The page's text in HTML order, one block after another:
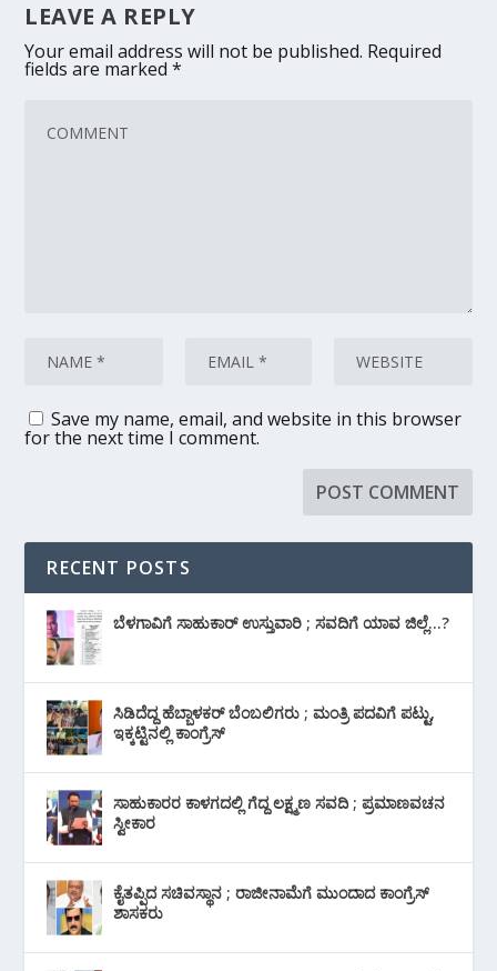
LEAVE A REPLY
Your email address will not be published. Required
fields are marked*
Save my name, email, and website in this browser
for the next time I comment.
RECENT POSTS
ಬೆಳಗಾವಿಗೆ ಸಾಹುಕಾರ್ ಉಸ್ತುವಾರಿ ; ಸವದಿಗೆ ಯಾವ ಜಿಲ್ಲೆ…?
ಸಿಡಿದೆದ್ದ ಹೆಬ್ಬಾಳಕರ್ ಬೆಂಬಲಿಗರು ; ಮಂತ್ರಿ ಪದವಿಗೆ ‌ಪಟ್ಟು,
ಇಕ್ಕಟ್ಟಿನಲ್ಲಿ ಕಾಂಗ್ರೆಸ್
ಸಾಹುಕಾರರ ಕಾಳಗದಲ್ಲಿ ಗೆದ್ದ ಲಕ್ಷ್ಮಣ ಸವದಿ ; ಪ್ರಮಾಣವಚನ
ಸ್ವೀಕಾರ
ಕೈತಪ್ಪಿದ ಸಚಿವಸ್ಥಾನ ; ರಾಜೀನಾಮೆಗೆ ಮುಂದಾದ ಕಾಂಗ್ರೆಸ್
‌ಶಾಸಕರು